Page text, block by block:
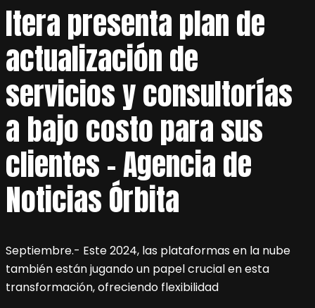
Itera presenta plan de
actualización de
servicios y consultorías
a bajo costo para sus
clientes – Agencia de
Noticias Órbita
Septiembre.- Este 2024, las plataformas en la nube
también están jugando un papel crucial en esta
transformación, ofreciendo flexibilidad